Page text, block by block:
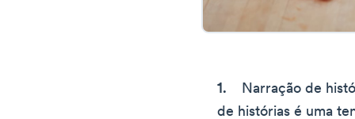
Narração de
de histórias é uma